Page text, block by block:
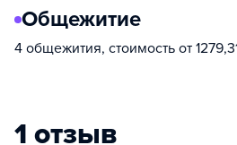
Общежитие
4 общежития, стоимость от
1 отзыв